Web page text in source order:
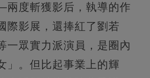
度斬獲影后，執導的作
際影展，還捧紅了劉若
一眾實力派演員，是圈內
」。但比起事業上的輝